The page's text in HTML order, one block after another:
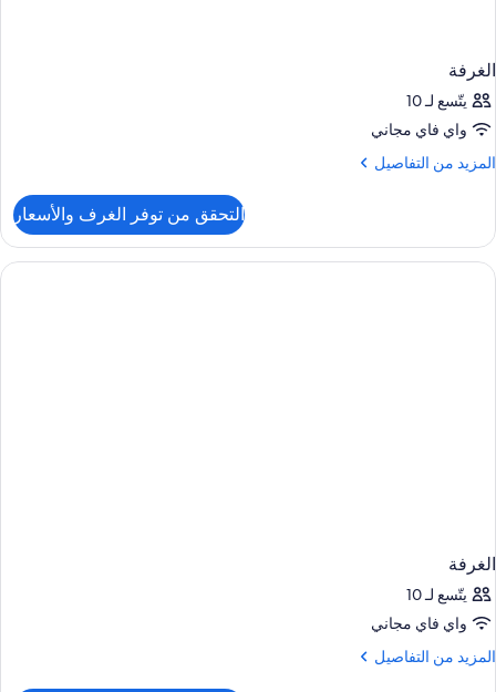
الغرفة
يتّسع لـ 10
واي فاي مجاني
المزيد من التفاصيل
المزيد
الغرفة
التحقق من توفر الغرف والأسعار
الغرفة
يتّسع لـ 10
واي فاي مجاني
المزيد من التفاصيل
المزيد